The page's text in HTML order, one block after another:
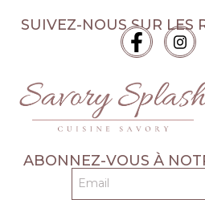
SUIVEZ-NOUS SUR LES
ABONNEZ-VOUS À